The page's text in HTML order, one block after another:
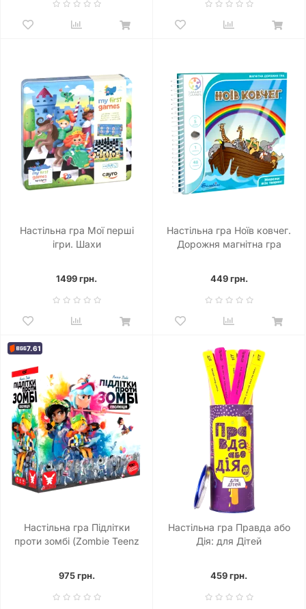
Настільна гра Мої перші
ігри. Шахи
1499 грн.
Настільна гра Ноїв ковчег.
Дорожня магнітна гра
449 грн.
7.61
Настільна гра Підлітки
проти зомбі (Zombie Teenz
975 грн.
Настільна гра Правда або
Дія: для Дітей
459 грн.